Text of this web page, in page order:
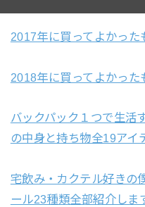
2017年に買ってよかった
2018年に買ってよかった
バックパック１つで生活
の中身と持ち物全19アイ
宅飲み・カクテル好きの
ール23種類全部紹介しま